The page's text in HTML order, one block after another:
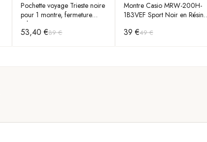
Pochette voyage Trieste noire
pour 1 montre, fermeture
rabat
53,40 €89 €
Montre Casio MRW-200H-
1B3VEF Sport Noir en Résine
39 €49 €